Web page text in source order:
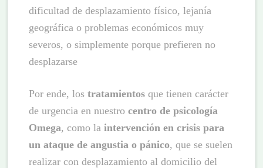
dificultad de desplazamiento físico, lejanía
geográfica o problemas económicos muy
severos, o simplemente porque prefieren no
desplazarse
Por ende, lostratamientos que tienen carácter
de urgencia en nuestrocentro de psicología
Omega, como laintervención en crisis para
un ataque de angustia o pánico, que se suelen
realizar con desplazamiento al domicilio del